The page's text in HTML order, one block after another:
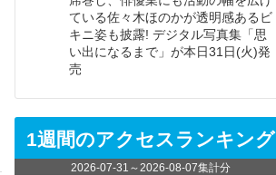
ている佐々木ほのかが透明感あるビ
キニ姿も披露! デジタル写真集「思
い出になるまで」が本日31日(火)発
売
1週間のアクセスランキング
2026-07-31 ～2026-08-07集計分